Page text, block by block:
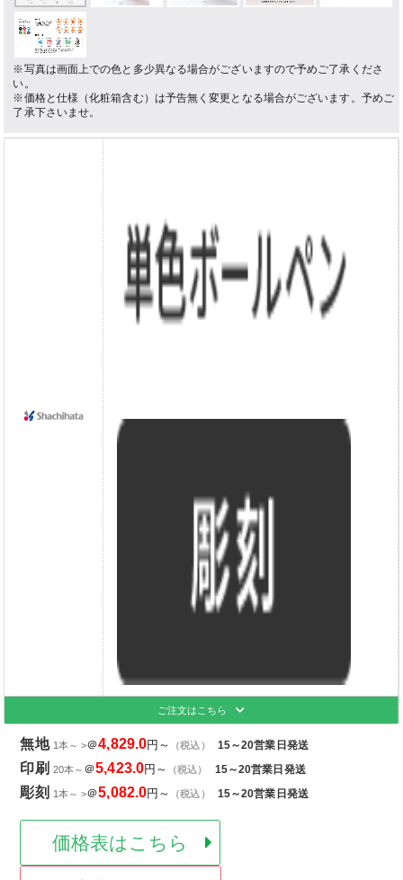
※写真は画面上での色と多少異なる場合がございますので予めご了承くださ
い。
※価格と仕様（化粧箱含む）は予告無く変更となる場合がございます。予めご
了承下さいませ。
ご注文はこちら
無地 1本～ >＠4,829.0円～ （税込） 15～20営業日発送
印刷 20本～ ＠5,423.0円～ （税込） 15～20営業日発送
彫刻 1本～ >＠5,082.0円～ （税込） 15～20営業日発送
価格表はこちら